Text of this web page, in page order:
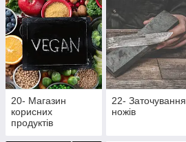
20- Магазин
корисних
продуктів
22- Заточування
ножів